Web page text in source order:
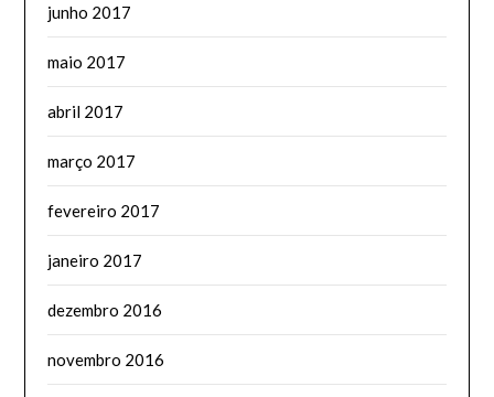
junho 2017
maio 2017
abril 2017
março 2017
fevereiro 2017
janeiro 2017
dezembro 2016
novembro 2016